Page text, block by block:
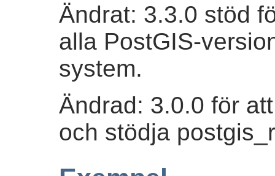
Ändrat: 3.3.0 stöd
alla PostGIS-
system.
Ändrad: 3.0.0 för
och stödja